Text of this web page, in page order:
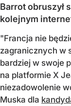
Barrot obruszył
kolejnym
"Francja nie
zagranicznych w
bardziej w swoje
na platformie X
niezadowolenie
Muska dla